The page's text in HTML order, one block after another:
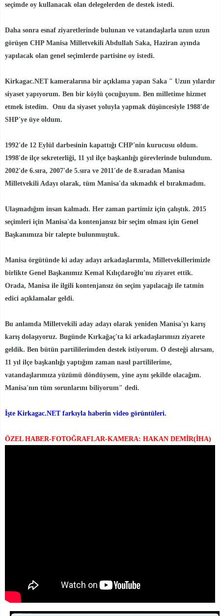
seçimde oy kullanacak olan delegelerden de destek istedi.
Daha sonra esnaf ziyaretlerinde bulunan ve vatandaşlarla uzun uzun
görüşen CHP Manisa Milletvekili Abdullah Saka, Haziran ayında
yapılacak olan genel seçimlerde partisine oy istedi.
Kirkagac.NET kameralarına bir açıklama yapan Saka " Uzun yılardır
siyaset yapıyorum. Ben bir köylü çocuğuyum. Ben milletime hizmet
etmek istedim. Onu da siyaset yoluyla yapmak düşüncesiyle 1988'de
SHP'ye üye oldum.
1992'de 12 Eylül darbesinin kapattığı CHP'nin kurucusu oldum.
1998'de ilçe sekreterliği, 11 yıl ilçe başkanlığı görevlerinde bulundum.
2002'de 6.sıra, 2007'de 5.sıra ve 2011'de de 8.sıradan Manisa
Milletvekili Adayı olarak, tüm Manisa'da sıkmadık el bırakmadım.
Ulaşmadığım insan kalmadı. Her zaman partimiz için çalıştık. 2015
seçimleri için Manisa'da kontenjansız bir seçim olması için Genel
Başkanımıza bir talepte bulunmuştuk.
Manisa örgütünde ki aday adayı arkadaşlarımla, Milletvekillerimizle
birlikte Genel Başkanımız Kemal Kılıçdaroğlu'nu ziyaret ettik.
Orada, Manisa ile ilgili kontenjansız ön seçim yapılacağı ile tatmin
edici açıklamalar geldi.
Bu anlamda Milletvekili aday adayı olarak yeniden Manisa'yı karış
karış dolaşıyoruz. Bugünde Kırkağaç'ta ki arkadaşlarımızı ziyarete
geldik. Ben bütün partililerimden destek istiyorum. O desteği alırsam,
11 yıl ilçe başkanlığı yaptığım zaman nasıl partililerime,
vatandaşlarımıza yüzümü döndüysem, yine aynı şekilde olacağım.
Manisa'nın tüm sorunlarını biliyorum" dedi.
İşte Kirkagac.NET farkıyla haberin video görüntüleri.
ÖZEL HABER-FOTOĞRAFLAR-KAMERA: HAKAN DEMİR(İHA)